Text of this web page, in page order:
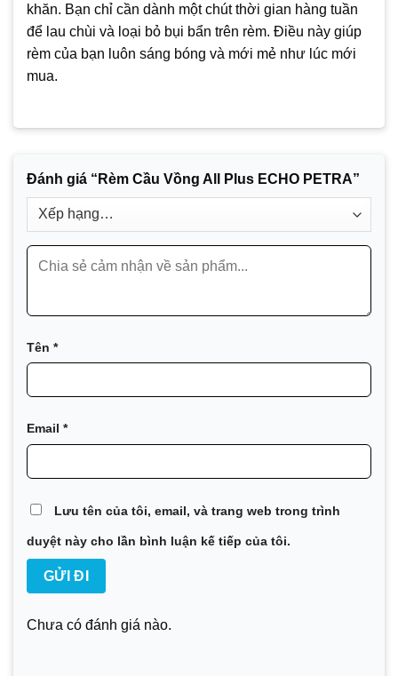
khăn. Bạn chỉ cần dành một chút thời gian hàng tuần
để lau chùi và loại bỏ bụi bẩn trên rèm. Điều này giúp
rèm của bạn luôn sáng bóng và mới mẻ như lúc mới
mua.
Đánh giá “Rèm Cầu Vồng All Plus ECHO PETRA”
Tên *
Email *
Lưu tên của tôi, email, và trang web trong trình
duyệt này cho lần bình luận kế tiếp của tôi.
Chưa có đánh giá nào.